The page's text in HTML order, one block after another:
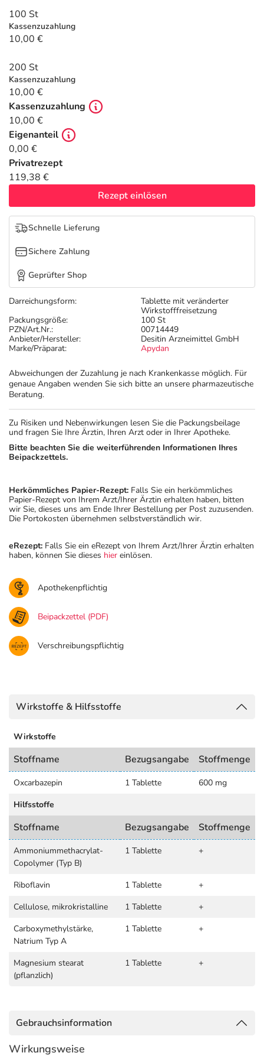
Tierapotheke
Vitamine & Mineralstoffe
Marken
Salus Deals
Darreichungsform:
Tablette mit veränderter
Wirkstofffreisetzung
Packungsgröße:
100 St
PZN/Art.Nr.:
00714449
Anbieter/Hersteller:
Desitin Arzneimittel GmbH
Marke/Präparat:
Apydan
Abweichungen der Zuzahlung je nach Krankenkasse möglich. Für
genaue Angaben wenden Sie sich bitte an unsere pharmazeutische
Beratung.
100 St
Kassenzuzahlung
10,00 €
200 St
Kassenzuzahlung
10,00 €
Kassenzuzahlung
10,00 €
Eigenanteil
0,00 €
Privatrezept
119,38 €
Rezept einlösen
Schnelle Lieferung
Sichere Zahlung
Geprüfter Shop
Zu Risiken und Nebenwirkungen lesen Sie die Packungsbeilage
und fragen Sie Ihre Ärztin, Ihren Arzt oder in Ihrer Apotheke.
Bitte beachten Sie die weiterführenden Informationen Ihres
Beipackzettels.
Herkömmliches Papier-Rezept: Falls Sie ein herkömmliches
Papier-Rezept von Ihrem Arzt/Ihrer Ärztin erhalten haben, bitten
wir Sie, dieses uns am Ende Ihrer Bestellung per Post zuzusenden.
Die Portokosten übernehmen selbstverständlich wir.
eRezept: Falls Sie ein eRezept von Ihrem Arzt/Ihrer Ärztin erhalten
haben, können Sie dieses hier einlösen.
Apothekenpflichtig
Beipackzettel (PDF)
Verschreibungspflichtig
Wirkstoffe & Hilfsstoffe
Wirkstoffe
Stoffname Bezugsangabe Stoffmenge
Oxcarbazepin 1 Tablette
600 mg
Hilfsstoffe
Stoffname Bezugsangabe Stoffmenge
Ammoniummethacrylat-
Copolymer (Typ B)
1 Tablette +
Riboflavin 1 Tablette
+
Cellulose, mikrokristalline
1 Tablette
+
Carboxymethylstärke,
Natrium Typ A
1 Tablette +
Magnesium stearat
(pflanzlich)
1 Tablette +
Gebrauchsinformation
Wirkungsweise